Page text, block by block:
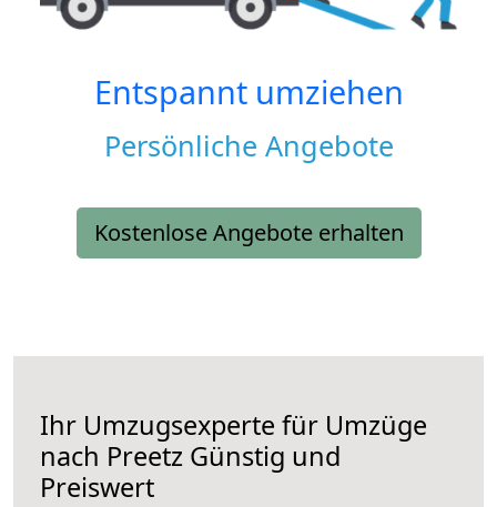
Entspannt umziehen
Persönliche Angebote
Kostenlose Angebote erhalten
Ihr Umzugsexperte für Umzüge
nach Preetz Günstig und
Preiswert